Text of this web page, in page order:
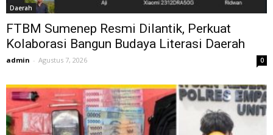
Daerah
FTBM Sumenep Resmi Dilantik, Perkuat
Kolaborasi Bangun Budaya Literasi Daerah
admin - Agustus 7, 2026 0